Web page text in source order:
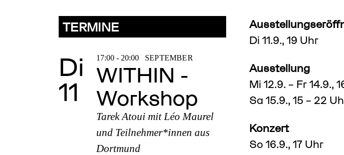
TERMINE
Di
11
17:00 - 20:00 SEPTEMBER
WITHIN -
Workshop
Tarek Atoui mit Léo Maurel
und Teilnehmer*innen aus
Dortmund
Di 11.9., 19 Uhr
Ausstellung
Mi 12.9. – Fr 14.9.,
Sa 15.9., 15 – 22
Konzert
So 16.9., 17 Uhr